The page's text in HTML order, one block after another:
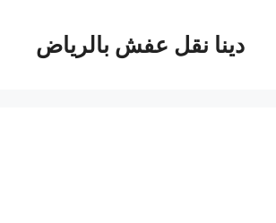
دينا نقل عفش بالرياض